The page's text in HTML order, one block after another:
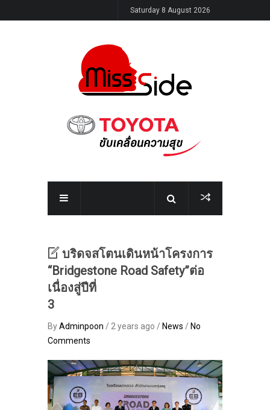
Saturday 8 August 2026
บริดจสโตนเดินหน้าโครงการ
“Bridgestone Road Safety”ต่อ
เนื่องสู่ปีที่
3
ByAdminpoon / 2 years ago / News / No
Comments